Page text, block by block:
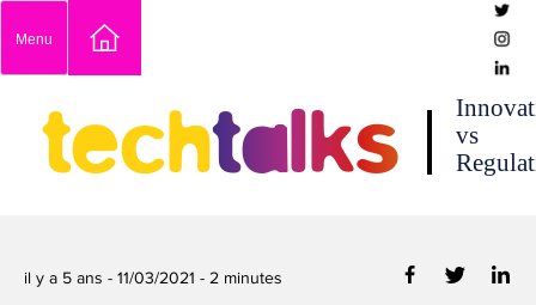
content
Menu
techtalks
vs
il y a 5 ans - 11/03/2021 - 2 minutes